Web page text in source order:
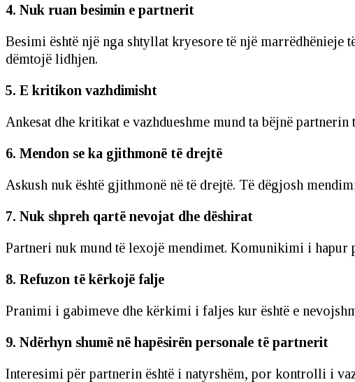
4. Nuk ruan besimin e partnerit
Besimi është një nga shtyllat kryesore të një marrëdhënieje
dëmtojë lidhjen.
5. E kritikon vazhdimisht
Ankesat dhe kritikat e vazhdueshme mund ta bëjnë
6. Mendon se ka gjithmonë të drejtë
Askush nuk është gjithmonë në të drejtë. Të dëgjosh
7. Nuk shpreh qartë nevojat dhe dëshirat
Partneri nuk mund të lexojë mendimet. Komunikimi i hapur
8. Refuzon të kërkojë falje
Pranimi i gabimeve dhe kërkimi i faljes kur është e
9. Ndërhyn shumë në hapësirën personale të partnerit
Interesimi për partnerin është i natyrshëm, por kontrolli i